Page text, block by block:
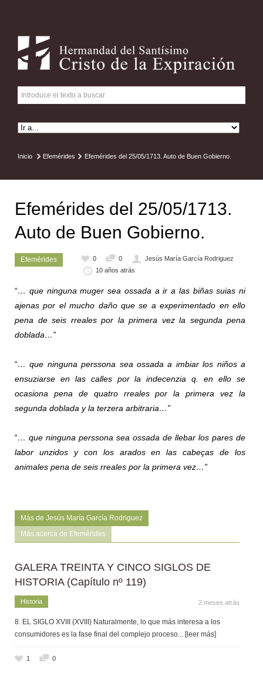
Inicio Efemérides Efemérides del 25/05/1713. Auto de Buen Gobierno.
Efemérides del 25/05/1713.
Auto de Buen Gobierno.
Efemérides 0 0
Jesús María García Rodriguez
10 años atrás
“… que ninguna muger sea ossada a ir a las biñas suias ni
ajenas por el mucho daño que se a experimentado en ello
pena de seis rreales por la primera vez la segunda pena
doblada…”
“… que ninguna perssona sea ossada a imbiar los niños a
ensuziarse en las calles por la indecenzia q. en ello se
ocasiona pena de quatro rreales por la primera vez la
segunda doblada y la terzera arbitraria…”
“… que ninguna perssona sea ossada de llebar los pares de
labor unzidos y con los arados en las cabeças de los
animales pena de seis rreales por la primera vez…”
Más de Jesús María García Rodriguez
Más acerca de Efemérides
GALERA TREINTA Y CINCO SIGLOS DE
HISTORIA (Capítulo nº 119)
Historia 2 meses atrás
8. EL SIGLO XVIII (XVIII) Naturalmente, lo que más interesa a los
consumidores es la fase final del complejo proceso... [leer más]
1 0